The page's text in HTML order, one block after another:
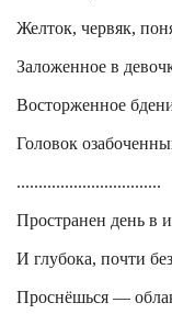
Желток, червяк,
Заложенное в
Восторженное
Головок
.................................
Пространен день в
И глубока, почти
Проснёшься —